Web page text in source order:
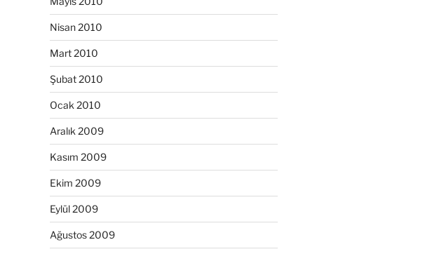
Nisan 2010
Mart 2010
Şubat 2010
Ocak 2010
Aralık 2009
Kasım 2009
Ekim 2009
Eylül 2009
Ağustos 2009